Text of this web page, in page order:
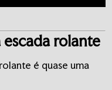
rolante
é quase uma